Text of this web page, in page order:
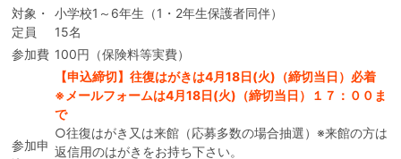
対象・
定員
小学校1～6年生（1・2年生保護者同伴）
15名
参加費 100円（保険料等実費）
参加申
【申込締切】往復はがきは4月18日(火)（締切当日）必着
※メールフォームは4月18日(火)（締切当日）１７：００ま
で
○往復はがき又は来館（応募多数の場合抽選）※来館の方は
返信用のはがきをお持ち下さい。